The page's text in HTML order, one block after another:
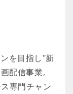
を目指し"新
配信事業。
専門チャン